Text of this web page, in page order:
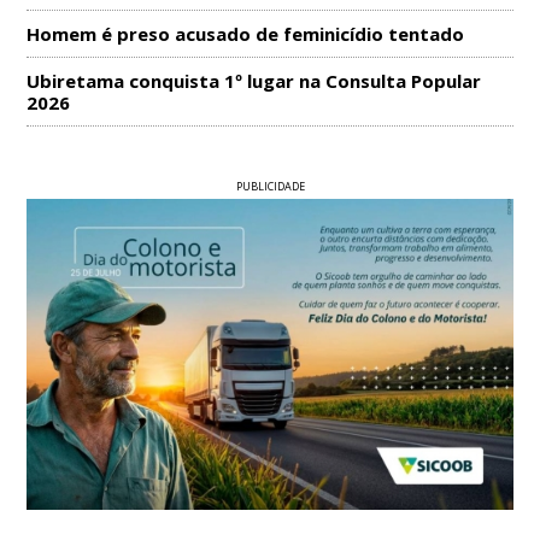
Homem é preso acusado de feminicídio tentado
Ubiretama conquista 1º lugar na Consulta Popular
2026
PUBLICIDADE